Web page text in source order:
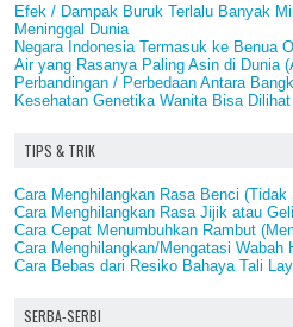
Efek / Dampak Buruk Terlalu Banyak
Meninggal Dunia
Negara Indonesia Termasuk ke Benua
Air yang Rasanya Paling Asin di Dunia
Perbandingan / Perbedaan Antara
Kesehatan Genetika Wanita Bisa
TIPS & TRIK
Cara Menghilangkan Rasa Benci
Cara Menghilangkan Rasa Jijik atau
Cara Cepat Menumbuhkan Rambut
Cara Menghilangkan/Mengatasi
Cara Bebas dari Resiko Bahaya Tali
SERBA-SERBI